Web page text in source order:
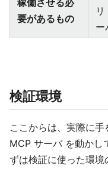
要があるもの
ー
検証環境
ここからは、実際に手
MCP サーバ を動かし
ずは検証に使った環境